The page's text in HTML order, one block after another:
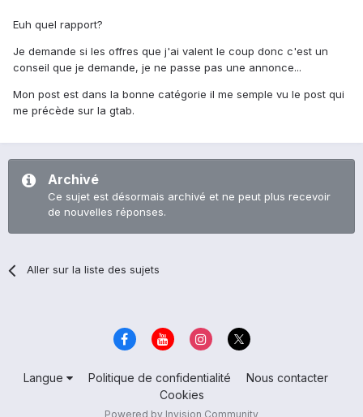
Euh quel rapport?
Je demande si les offres que j'ai valent le coup donc c'est un
conseil que je demande, je ne passe pas une annonce...
Mon post est dans la bonne catégorie il me semple vu le post qui
me précède sur la gtab.
Archivé
Ce sujet est désormais archivé et ne peut plus recevoir
de nouvelles réponses.
Aller sur la liste des sujets
Langue Politique de confidentialité
Nous contacter
Cookies
Powered by Invision Community